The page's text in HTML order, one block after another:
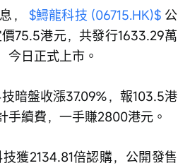
， $鱘龍科技 (06715.HK)$ 公
75.5港元，共發行1633.29萬
今日正式上市。
暗盤收漲37.09%，報103.5港
手續費，一手賺2800港元。
獲2134.81倍認購，公開發售